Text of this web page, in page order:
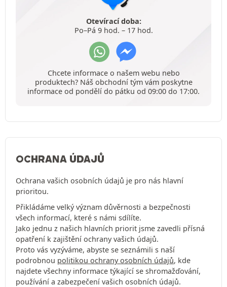
Otevírací doba:
Po–Pá 9 hod. – 17 hod.
Chcete informace o našem webu nebo
produktech? Náš obchodní tým vám poskytne
informace od pondělí do pátku od 09:00 do 17:00.
OCHRANA ÚDAJŮ
Ochrana vašich osobních údajů je pro nás hlavní
prioritou.
Přikládáme velký význam důvěrnosti a bezpečnosti
všech informací, které s námi sdílíte.
Jako jednu z našich hlavních priorit jsme zavedli přísná
opatření k zajištění ochrany vašich údajů.
Proto vás vyzýváme, abyste se seznámili s naší
podrobnou politikou ochrany osobních údajů, kde
najdete všechny informace týkající se shromažďování,
používání a zabezpečení vašich osobních údajů.